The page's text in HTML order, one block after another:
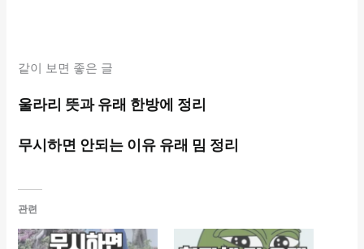
같이 보면 좋은 글
울라리 뜻과 유래 한방에 정리
무시하면 안되는 이유 유래 밈 정리
관련